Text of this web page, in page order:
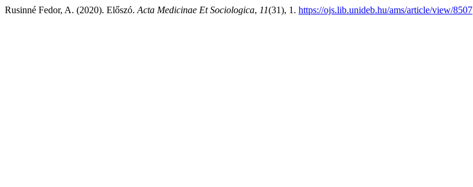
Rusinné Fedor, A. (2020). Előszó. Acta Medicinae Et Sociologica, 11(31), 1. https://ojs.lib.unideb.hu/ams/article/view/8507